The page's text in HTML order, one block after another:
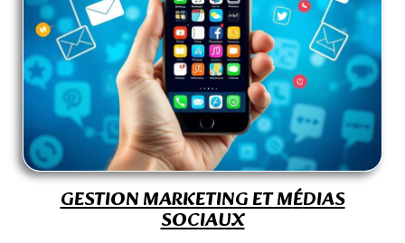
GESTION MARKETING ET MÉDIAS
SOCIAUX